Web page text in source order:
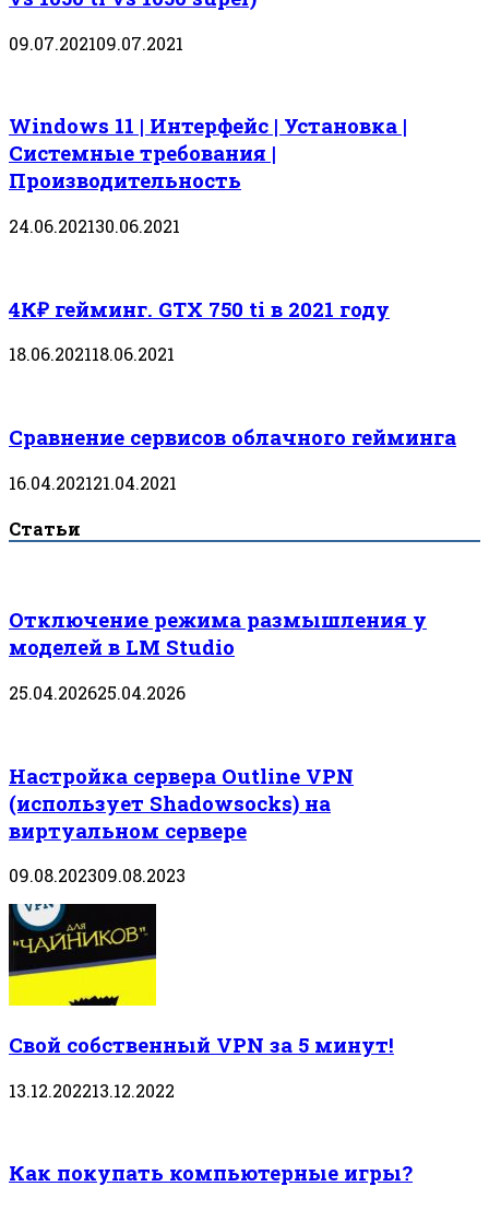
09.07.202109.07.2021
Windows 11 | Интерфейс | Установка |
Системные требования |
Производительность
24.06.202130.06.2021
4К₽ гейминг. GTX 750 ti в 2021 году
18.06.202118.06.2021
Сравнение сервисов облачного гейминга
16.04.202121.04.2021
Статьи
Отключение режима размышления у
моделей в LM Studio
25.04.202625.04.2026
Настройка сервера Outline VPN
(использует Shadowsocks) на
виртуальном сервере
09.08.202309.08.2023
Свой собственный VPN за 5 минут!
13.12.202213.12.2022
Как покупать компьютерные игры?